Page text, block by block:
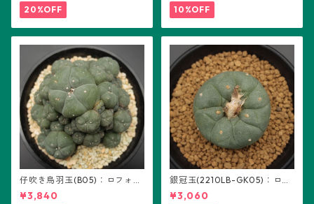
20%OFF
10%OFF
仔吹き烏羽玉(B05)：ロフォフ
ォラ属
¥3,840
銀冠玉(2210LB-GK05)：ロフ
ォフォラ属 ※実生
¥3,060